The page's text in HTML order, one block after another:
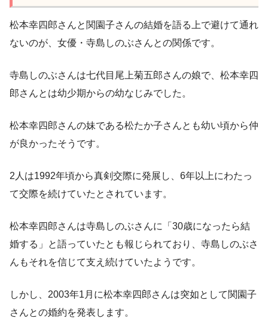
松本幸四郎さんと関園子さんの結婚を語る上で避けて通れ
ないのが、女優・寺島しのぶさんとの関係です。
寺島しのぶさんは七代目尾上菊五郎さんの娘で、松本幸四
郎さんとは幼少期からの幼なじみでした。
松本幸四郎さんの妹である松たか子さんとも幼い頃から仲
が良かったそうです。
2人は1992年頃から真剣交際に発展し、6年以上にわたっ
て交際を続けていたとされています。
松本幸四郎さんは寺島しのぶさんに「30歳になったら結
婚する」と語っていたとも報じられており、寺島しのぶさ
んもそれを信じて支え続けていたようです。
しかし、2003年1月に松本幸四郎さんは突如として関園子
さんとの婚約を発表します。